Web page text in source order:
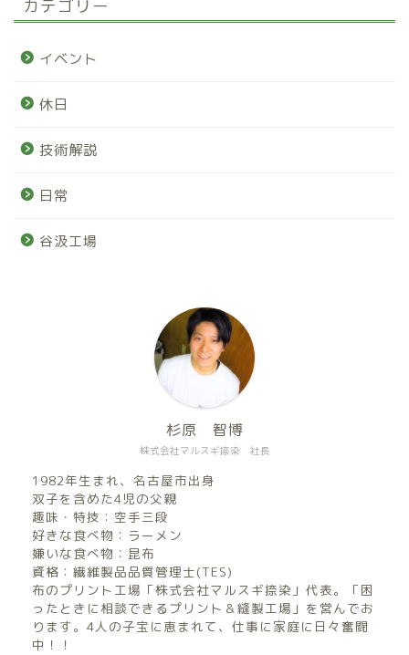
カテゴリー
イベント
休日
技術解説
日常
谷汲工場
株式会社マルスギ捺染 社長
杉原 智博
1982年生まれ、名古屋市出身
双子を含めた4児の父親
趣味・特技：空手三段
好きな食べ物：ラーメン
嫌いな食べ物：昆布
資格：繊維製品品質管理士(TES)
布のプリント工場「株式会社マルスギ捺染」代表。「困
ったときに相談できるプリント＆縫製工場」を営んでお
ります。4人の子宝に恵まれて、仕事に家庭に日々奮闘
中！！